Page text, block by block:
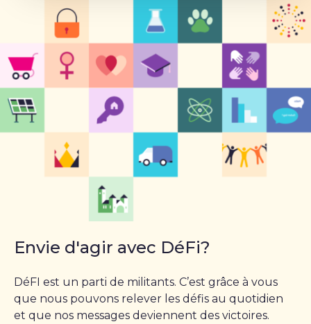
Envie d'agir avec DéFi?
DéFI est un parti de militants. C’est grâce à vous
que nous pouvons relever les défis au quotidien
et que nos messages deviennent des victoires.